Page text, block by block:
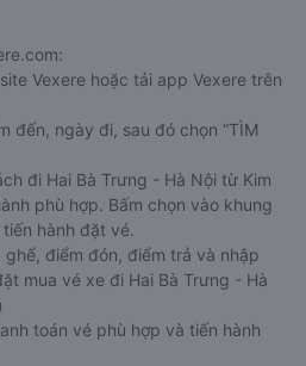
Vexere hoặc tải app Vexere trên
đến, ngày đi, sau đó chọn “TÌM
đi Hai Bà Trưng - Hà Nội từ Kim
phù hợp. Bấm chọn vào khung
hành đặt vé.
điểm đón, điểm trả và nhập
mua vé xe đi Hai Bà Trưng - Hà
toán vé phù hợp và tiến hành